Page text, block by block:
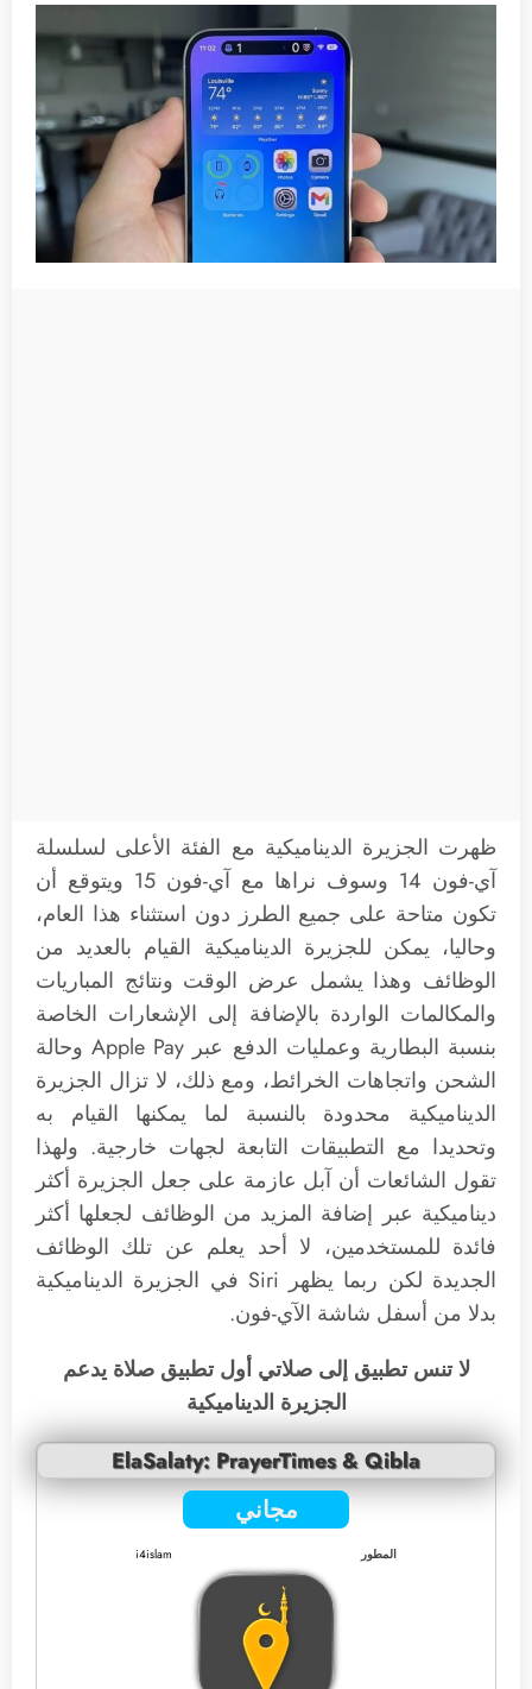
ظهرت الجزيرة الديناميكية مع الفئة الأعلى لسلسلة
آي-فون 14 وسوف نراها مع آي-فون 15 ويتوقع أن
تكون متاحة على جميع الطرز دون استثناء هذا العام،
وحاليا، يمكن للجزيرة الديناميكية القيام بالعديد من
الوظائف وهذا يشمل عرض الوقت ونتائج المباريات
والمكالمات الواردة بالإضافة إلى الإشعارات الخاصة
بنسبة البطارية وعمليات الدفع عبر Apple Pay وحالة
الشحن واتجاهات الخرائط، ومع ذلك، لا تزال الجزيرة
الديناميكية محدودة بالنسبة لما يمكنها القيام به
وتحديدا مع التطبيقات التابعة لجهات خارجية. ولهذا
تقول الشائعات أن آبل عازمة على جعل الجزيرة أكثر
ديناميكية عبر إضافة المزيد من الوظائف لجعلها أكثر
فائدة للمستخدمين، لا أحد يعلم عن تلك الوظائف
الجديدة لكن ربما يظهر Siri في الجزيرة الديناميكية
بدلا من أسفل شاشة الآي-فون.
لا تنس تطبيق إلى صلاتي أول تطبيق صلاة يدعم
الجزيرة الديناميكية
ElaSalaty: PrayerTimes & Qibla
مجاني
المطور i4islam